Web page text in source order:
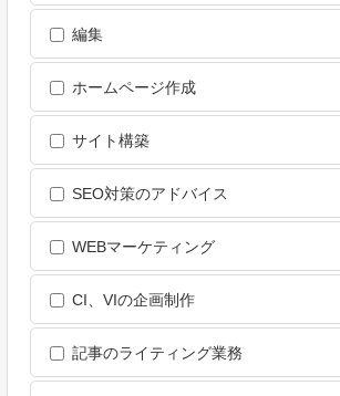
編集
ホームページ作成
サイト構築
SEO対策のアドバイス
WEBマーケティング
CI、VIの企画制作
記事のライティング業務